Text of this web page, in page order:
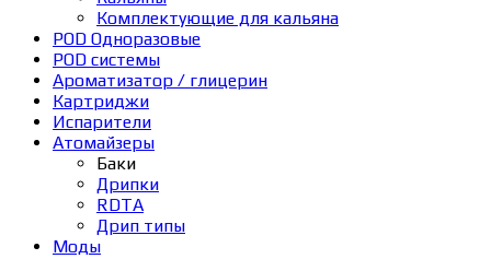
Комплектующие для кальяна
POD Одноразовые
POD системы
Ароматизатор / глицерин
Картриджи
Испарители
Атомайзеры
Баки
Дрипки
RDTA
Дрип типы
Моды